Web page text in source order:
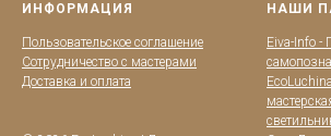
ИНФОРМАЦИЯ
Пользовательское соглашение
Сотрудничество с мастерами
Доставка и оплата
НАШИ
Eiva-Info -